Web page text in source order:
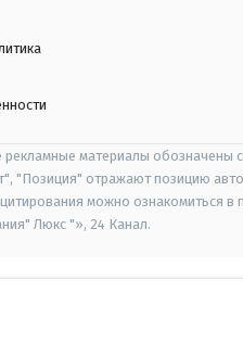
рекламные материалы обозначены
"Позиция" отражают позицию
можно ознакомиться
Люкс "», 24 Канал.